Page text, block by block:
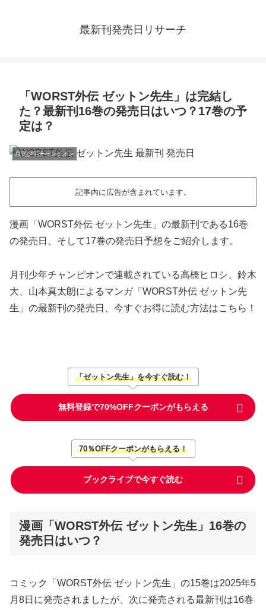
最新刊発売日リサーチ
「WORST外伝 ゼットン先生」は完結し
た？最新刊16巻の発売日はいつ？17巻の予
定は？
月刊少年チャンピオン
記事内に広告が含まれています。
漫画「WORST外伝 ゼットン先生」の最新刊である16巻
の発売日、そして17巻の発売日予想をご紹介します。
月刊少年チャンピオンで連載されている高橋ヒロシ、鈴木
大、山本真太朗によるマンガ「WORST外伝 ゼットン先
生」の最新刊の発売日、今すぐお得に読む方法はこちら！
「ゼットン先生」を今すぐ読む！
無料登録で70%OFFクーポンがもらえる
70％OFFクーポンがもらえる！
ブックライブで今すぐ読む
漫画「WORST外伝 ゼットン先生」16巻の
発売日はいつ？
コミック「WORST外伝 ゼットン先生」の15巻は2025年5
月8日に発売されましたが、次に発売される最新刊は16巻